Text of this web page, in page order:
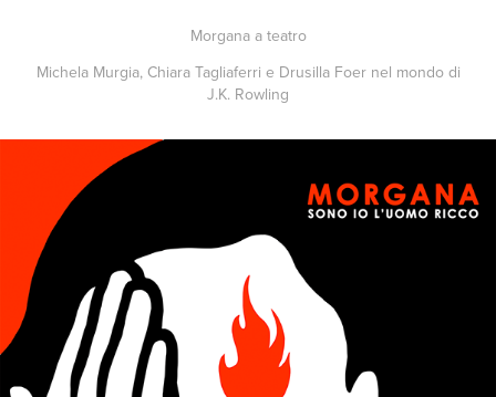
Morgana a teatro
Michela Murgia, Chiara Tagliaferri e Drusilla Foer nel mondo di
J.K. Rowling